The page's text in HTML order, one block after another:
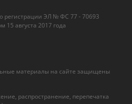
материалы на сайте защищены
распространение, перепечатка
регистрации ЭЛ № ФС 77 - 70693
15 августа 2017 года